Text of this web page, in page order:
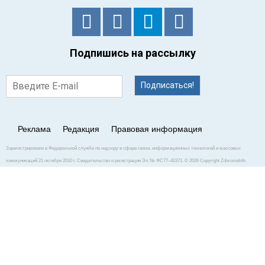
Подпишись на рассылку
Подписаться!
Реклама Редакция Правовая информация
Зарегистрировано в Федеральной службе по надзору в сфере связи, информационных технологий и массовых
коммуникаций 21 октября 2010 г. Свидетельство о регистрации Эл № ФС77–42371. © 2026 Copyright ZdorovieInfo